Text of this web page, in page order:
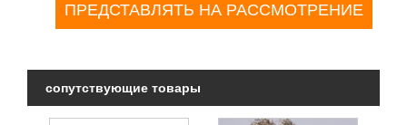
сопутствующие товары